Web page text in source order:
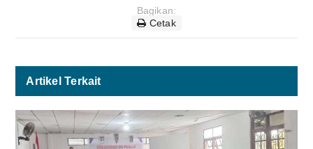
Bagikan:
Cetak
Artikel Terkait